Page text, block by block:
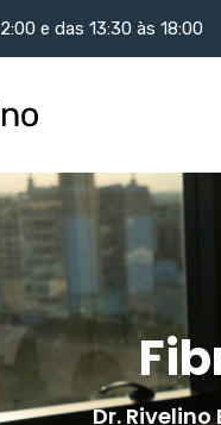
e das 13:30 às 18:00
Dr.